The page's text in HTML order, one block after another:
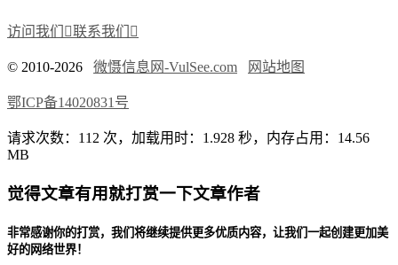
访问我们 联系我们 
© 2010-2026 微慑信息网-VulSee.com 网站地图
鄂ICP备14020831号
请求次数：112 次，加载用时：1.928 秒，内存占用：14.56
MB
觉得文章有用就打赏一下文章作者
非常感谢你的打赏，我们将继续提供更多优质内容，让我们一起创建更加美
好的网络世界！